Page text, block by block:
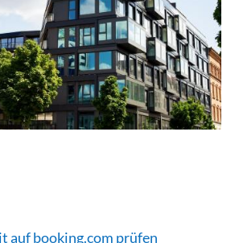
auf booking.com prüfen